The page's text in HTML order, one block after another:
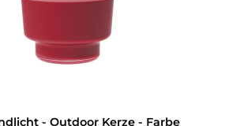
- Outdoor Kerze - Farbe